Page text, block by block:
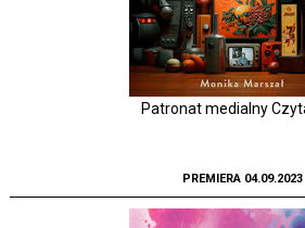
Patronat medialny
PREMIERA 04.09.2023